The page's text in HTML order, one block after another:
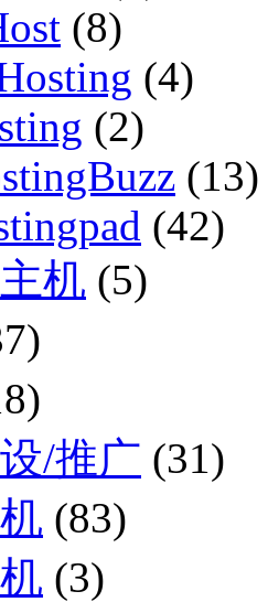
(8)
(4)
(2)
(13)
(42)
机 (5)
/推广 (31)
(83)
(3)